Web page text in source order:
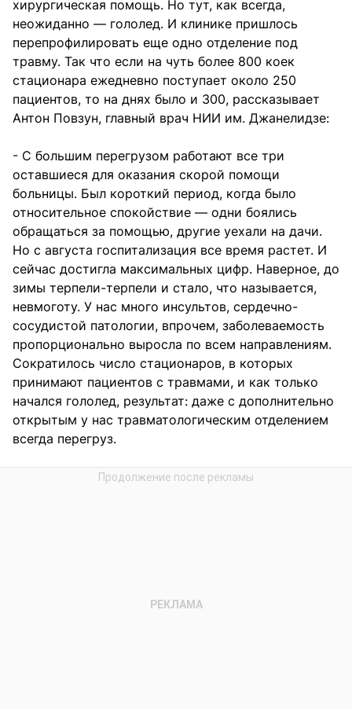
хирургическая помощь. Но тут, как всегда,
неожиданно — гололед. И клинике пришлось
перепрофилировать еще одно отделение под
травму. Так что если на чуть более 800 коек
стационара ежедневно поступает около 250
пациентов, то на днях было и 300, рассказывает
Антон Повзун, главный врач НИИ им. Джанелидзе:
- С большим перегрузом работают все три
оставшиеся для оказания скорой помощи
больницы. Был короткий период, когда было
относительное спокойствие — одни боялись
обращаться за помощью, другие уехали на дачи.
Но с августа госпитализация все время растет. И
сейчас достигла максимальных цифр. Наверное, до
зимы терпели-терпели и стало, что называется,
невмоготу. У нас много инсультов, сердечно-
сосудистой патологии, впрочем, заболеваемость
пропорционально выросла по всем направлениям.
Сократилось число стационаров, в которых
принимают пациентов с травмами, и как только
начался гололед, результат: даже с дополнительно
открытым у нас травматологическим отделением
всегда перегруз.